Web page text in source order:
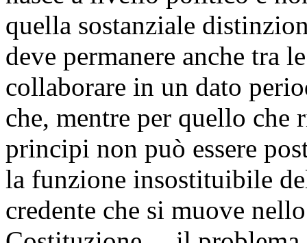
quella sostanziale
deve permanere anche tra
collaborare in un dato
che, mentre per quello che
principi non può essere
la funzione insostituibile
credente che si muove